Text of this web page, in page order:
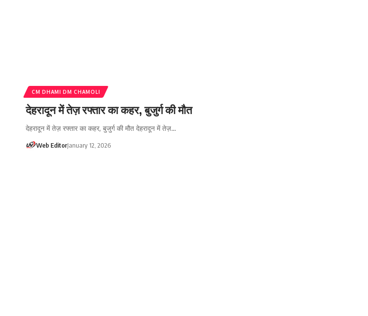
CM DHAMI DM CHAMOLI
देहरादून में तेज़ रफ्तार का कहर, बुजुर्ग की मौत
देहरादून में तेज़ रफ्तार का कहर, बुजुर्ग की मौत देहरादून में तेज़…
Web EditorJanuary 12, 2026